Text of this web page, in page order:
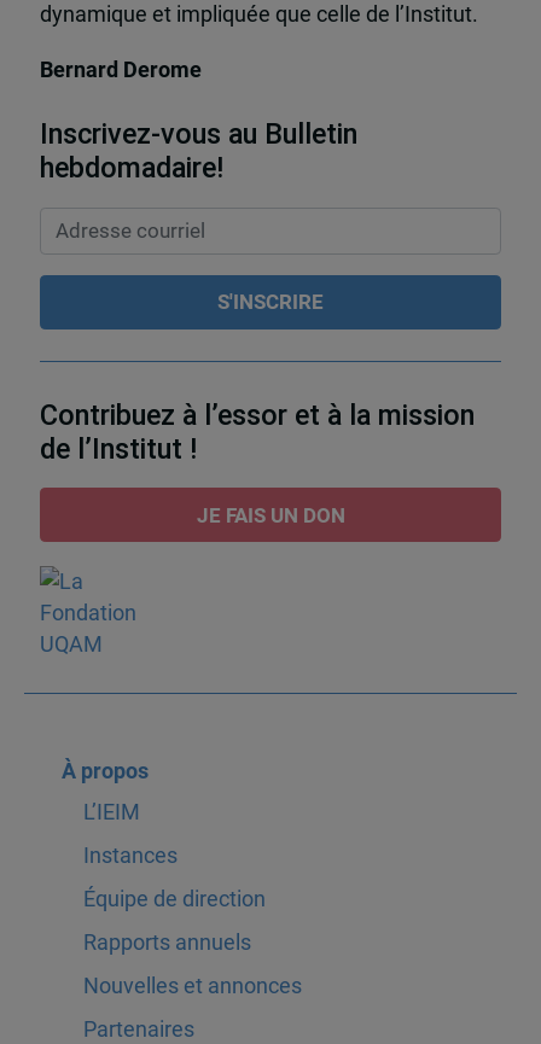
dynamique et impliquée que celle de l’Institut.
Bernard Derome
Inscrivez-vous au Bulletin
hebdomadaire!
Contribuez à l’essor et à la mission
de l’Institut !
JE FAIS UN DON
À propos
L’IEIM
Instances
Équipe de direction
Rapports annuels
Nouvelles et annonces
Partenaires